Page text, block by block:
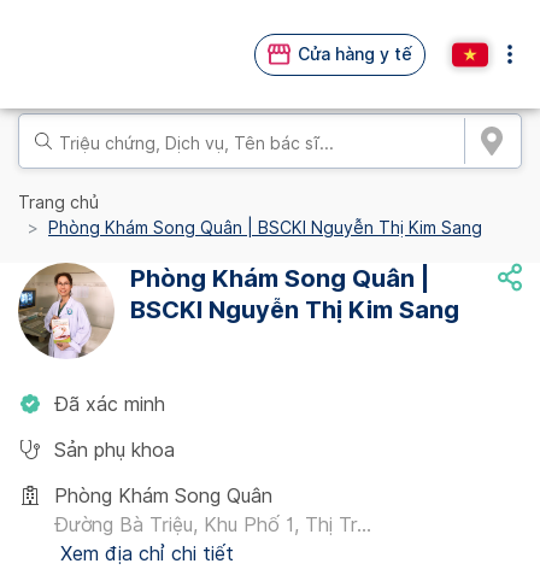
Cửa hàng y tế
Trang chủ
Phòng Khám Song Quân | BSCKI Nguyễn Thị Kim Sang
Phòng Khám Song Quân |
BSCKI Nguyễn Thị Kim Sang
Đã xác minh
Sản phụ khoa
Phòng Khám Song Quân
Đường Bà Triệu, Khu Phố 1, Thị Tr...
Xem địa chỉ chi tiết